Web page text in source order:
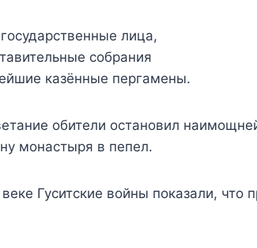
лица,
собрания
казённые пергамены.
обители остановил
монастыря в пепел.
Гуситские войны показали,